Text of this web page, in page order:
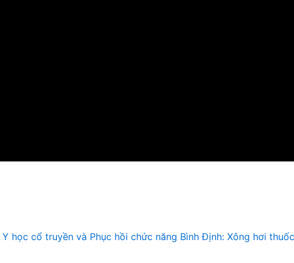
học cổ truyền và Phục hồi chức năng Bình Định: Xông hơi